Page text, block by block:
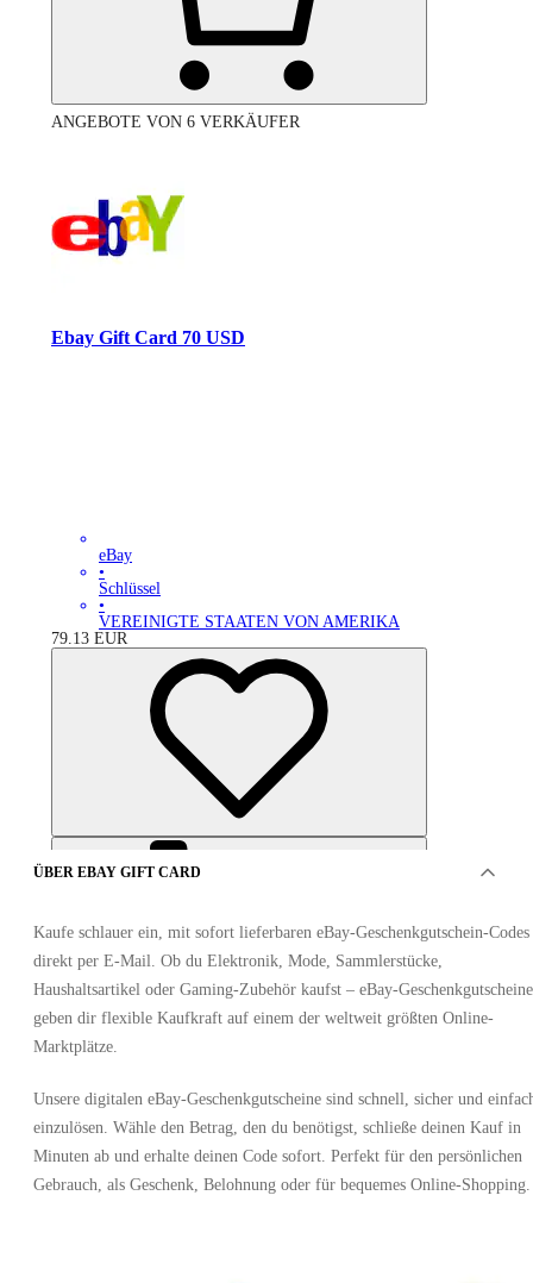
ANGEBOTE VON 6 VERKÄUFER
Ebay Gift Card 70 USD
eBay
•
Schlüssel
•
VEREINIGTE STAATEN VON AMERIKA
79.13 EUR
ANGEBOTE VON 9 VERKÄUFER
ÜBER EBAY GIFT CARD
Kaufe schlauer ein, mit sofort lieferbaren eBay-Geschenkgutschein-Codes
direkt per E-Mail. Ob du Elektronik, Mode, Sammlerstücke,
Haushaltsartikel oder Gaming-Zubehör kaufst – eBay-Geschenkgutscheine
geben dir flexible Kaufkraft auf einem der weltweit größten Online-
Marktplätze.
Unsere digitalen eBay-Geschenkgutscheine sind schnell, sicher und
einzulösen. Wähle den Betrag, den du benötigst, schließe deinen Kauf in
Minuten ab und erhalte deinen Code sofort. Perfekt für den persönlichen
Gebrauch, als Geschenk, Belohnung oder für bequemes Online-Shopping.